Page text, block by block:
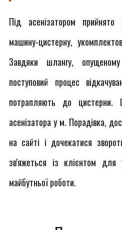
Під асенізатором прийнято
машину-цистерну,
Завдяки шлангу,
поступовий процес
потрапляють до цистерни.
асенізатора у м. Порадівка,
на сайті і дочекатися
зв'яжеться із клієнтом для
майбутньої роботи.